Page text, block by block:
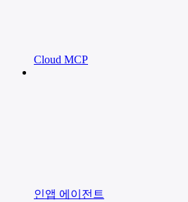
Cloud MCP
인앱 에이전트